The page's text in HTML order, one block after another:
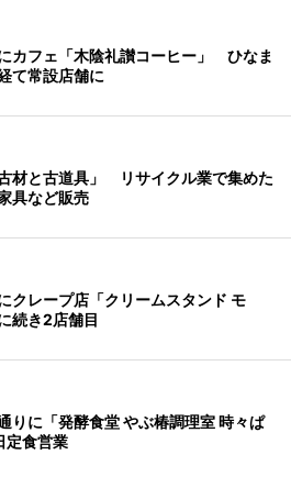
カフェ「木陰礼讃コーヒー」 ひなま
て常設店舗に
材と古道具」 リサイクル業で集めた
具など販売
クレープ店「クリームスタンド モ
続き2店舗目
りに「発酵食堂 やぶ椿調理室 時々ぱ
食営業